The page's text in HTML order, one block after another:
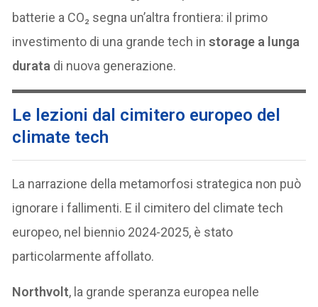
batterie a CO₂ segna un’altra frontiera: il primo
investimento di una grande tech instorage a lunga
durata di nuova generazione.
Le lezioni dal cimitero europeo del
climate tech
La narrazione della metamorfosi strategica non può
ignorare i fallimenti. E il cimitero del climate tech
europeo, nel biennio 2024-2025, è stato
particolarmente affollato.
Northvolt, la grande speranza europea nelle